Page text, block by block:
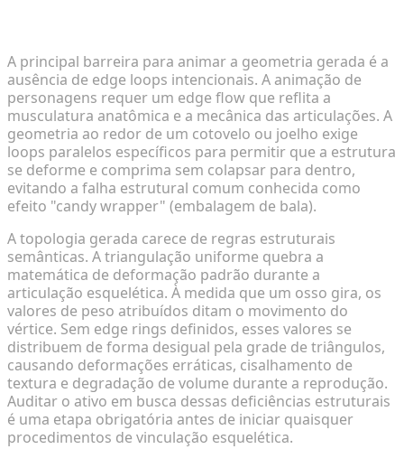
A principal barreira para animar a geometria gerada é a
ausência de edge loops intencionais. A animação de
personagens requer um edge flow que reflita a
musculatura anatômica e a mecânica das articulações. A
geometria ao redor de um cotovelo ou joelho exige
loops paralelos específicos para permitir que a estrutura
se deforme e comprima sem colapsar para dentro,
evitando a falha estrutural comum conhecida como
efeito "candy wrapper" (embalagem de bala).
A topologia gerada carece de regras estruturais
semânticas. A triangulação uniforme quebra a
matemática de deformação padrão durante a
articulação esquelética. À medida que um osso gira, os
valores de peso atribuídos ditam o movimento do
vértice. Sem edge rings definidos, esses valores se
distribuem de forma desigual pela grade de triângulos,
causando deformações erráticas, cisalhamento de
textura e degradação de volume durante a reprodução.
Auditar o ativo em busca dessas deficiências estruturais
é uma etapa obrigatória antes de iniciar quaisquer
procedimentos de vinculação esquelética.